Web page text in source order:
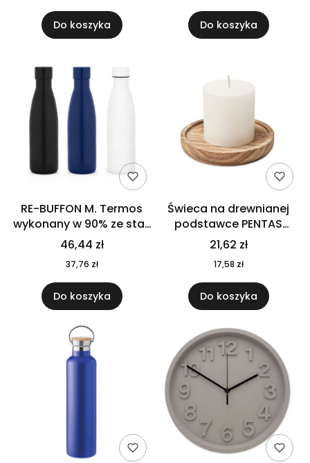
Do koszyka Do koszyka
RE-BUFFON M. Termos
wykonany w 90% ze stali
nierdzewnej
pochodzącej z
recyklingu 520 ml 94294
46,44 zł
37,76 zł
Do koszyka
Świeca na drewnianej
podstawce PENTAS
MO6282-40
21,62 zł
17,58 zł
Do koszyka